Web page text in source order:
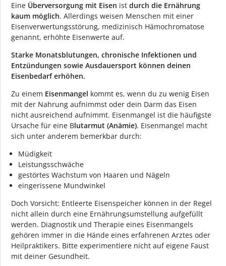
Eine Überversorgung mit Eisen istdurch die Ernährung
kaum möglich. Allerdings weisen Menschen mit einer
Eisenverwertungsstörung, medizinisch Hämochromatose
genannt, erhöhte Eisenwerte auf.
Starke Monatsblutungen, chronische Infektionen und
Entzündungen sowie Ausdauersport können deinen
Eisenbedarf erhöhen.
Zu einem Eisenmangel kommt es, wenn du zu wenig Eisen
mit der Nahrung aufnimmst oder dein Darm das Eisen
nicht ausreichend aufnimmt. Eisenmangel ist die häufigste
Ursache für eine Blutarmut (Anämie). Eisenmangel macht
sich unter anderem bemerkbar durch:
Müdigkeit
Leistungsschwäche
gestörtes Wachstum von Haaren und Nägeln
eingerissene Mundwinkel
Doch Vorsicht: Entleerte Eisenspeicher können in der Regel
nicht allein durch eine Ernährungsumstellung aufgefüllt
werden. Diagnostik und Therapie eines Eisenmangels
gehören immer in die Hände eines erfahrenen Arztes oder
Heilpraktikers. Bitte experimentiere nicht auf eigene Faust
mit deiner Gesundheit.